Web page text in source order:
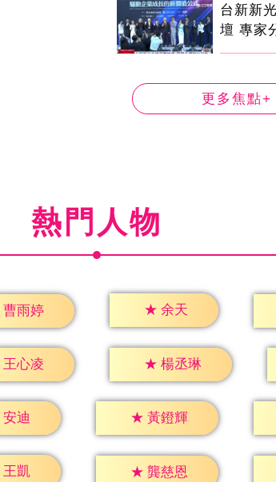
台新新
壇 專家
更多焦點+
熱門人物
曹雨婷 ★ 余天
王心凌 ★ 楊丞琳
安迪 ★ 黃鐙輝
王凱 ★ 龔慈恩